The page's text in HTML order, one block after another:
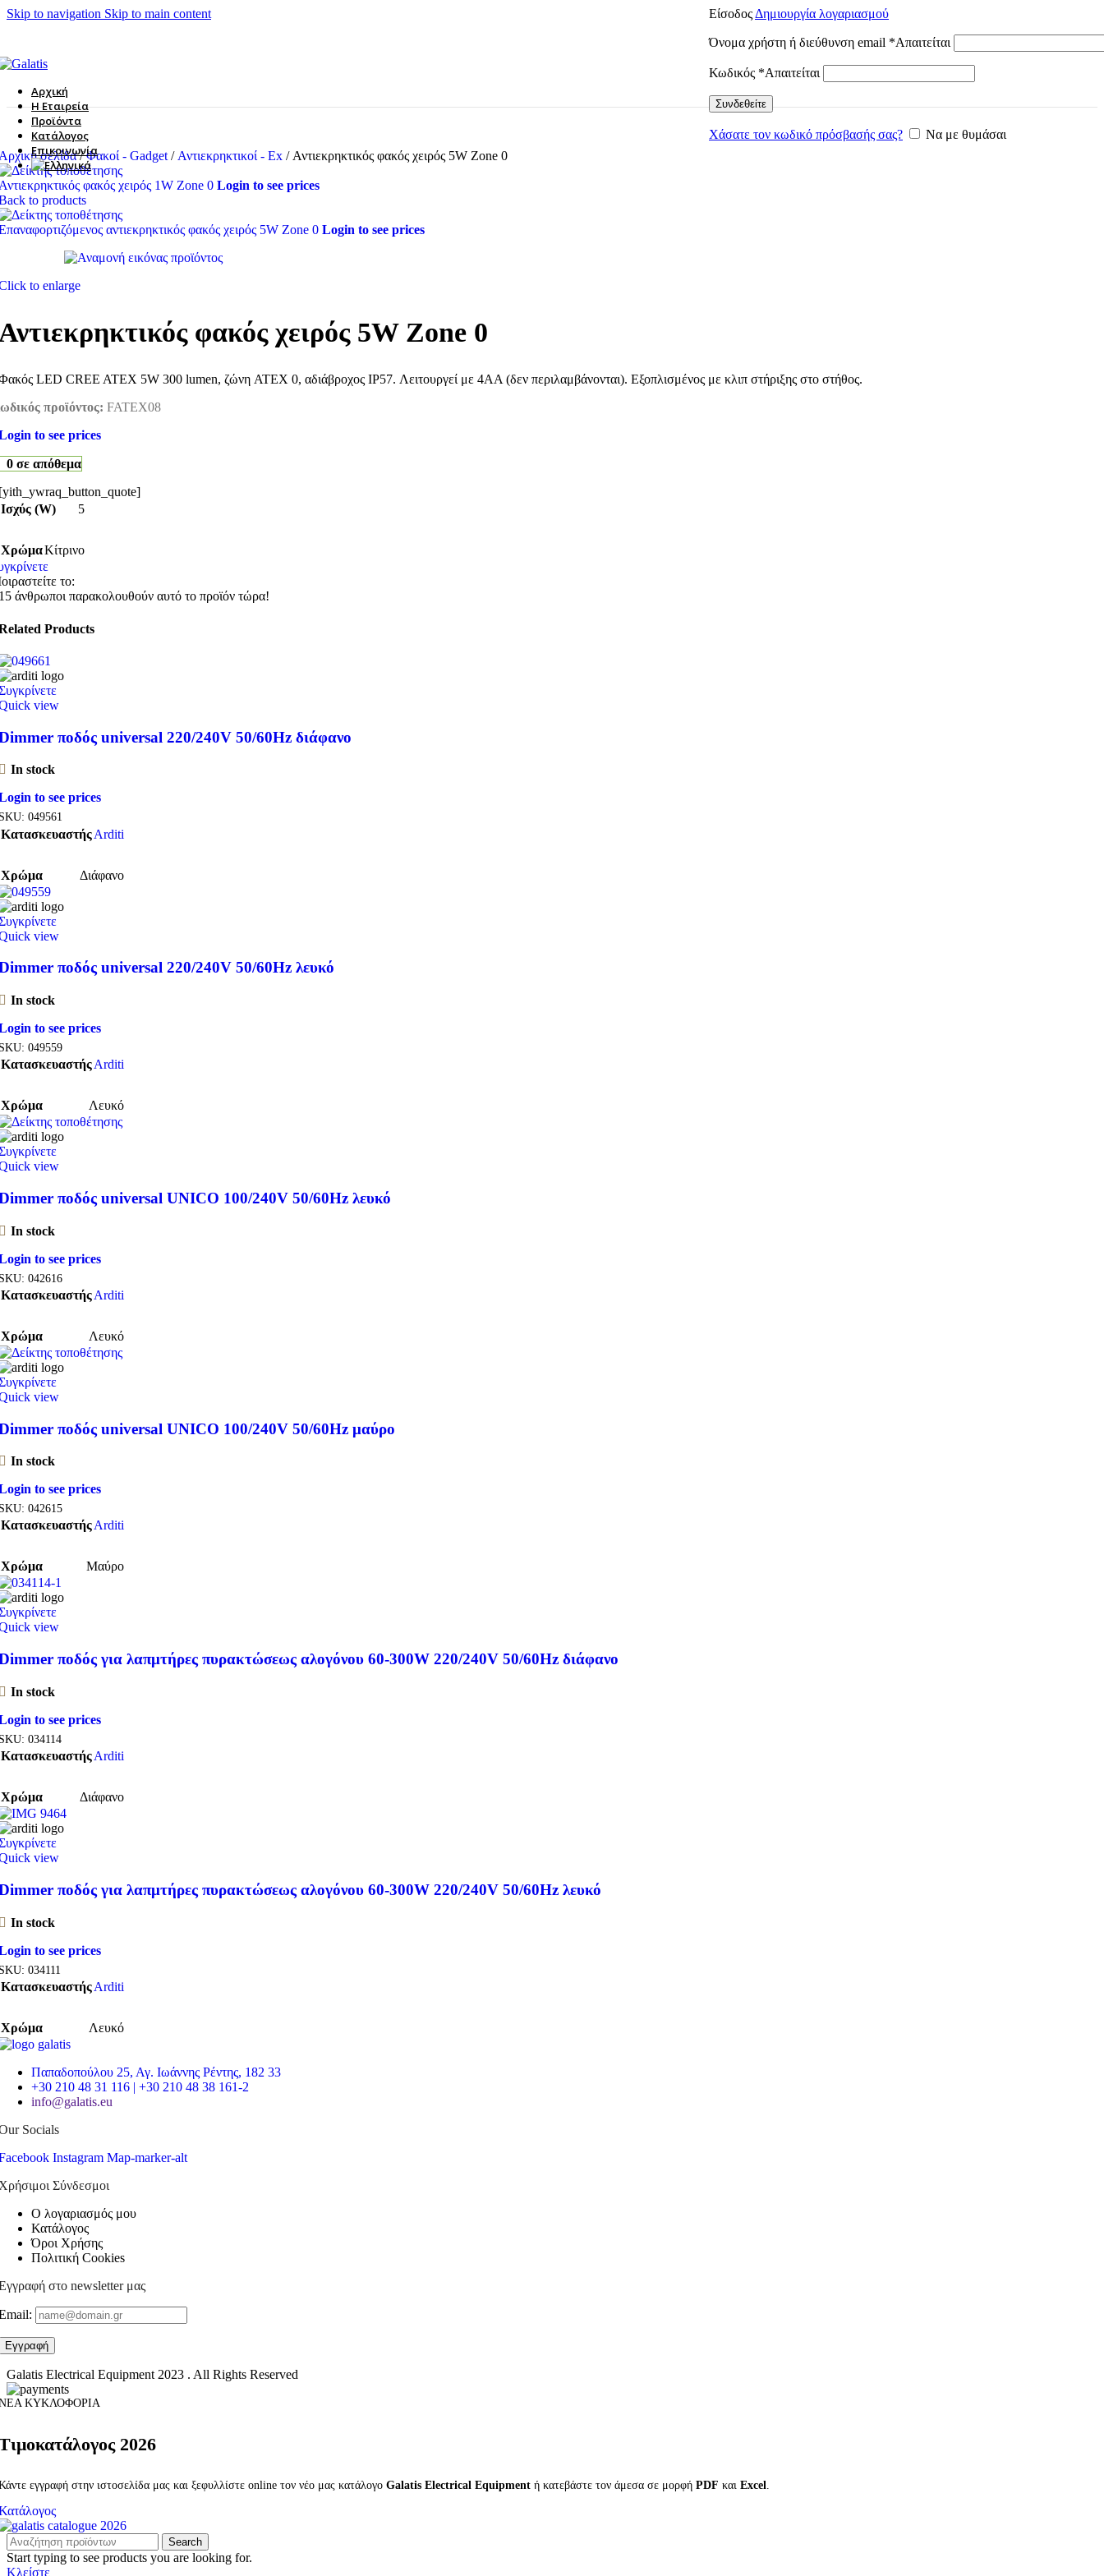
Skip to navigation Skip to main content Είσοδος Δημιουργία λογαριασμού
Όνομα χρήστη ή διεύθυνση email *Απαιτείται
Κωδικός *Απαιτείται
Συνδεθείτε
Χάσατε τον κωδικό πρόσβασής σας? Να με θυμάσαι
Αρχική
Η Εταιρεία
Προϊόντα
Κατάλογος
Επικοινωνία
σελίδα/ Φακοί - Gadget / Αντιεκρηκτικοί - Ex / Αντιεκρηκτικός φακός χειρός 5W Zone 0
φακός χειρός 1W Zone 0 Login to see prices
to products
αντιεκρηκτικός φακός χειρός 5W Zone 0 Login to see prices
to enlarge
φακός χειρός 5W Zone 0
LED CREE ATEX 5W 300 lumen, ζώνη ATEX 0, αδιάβροχος IP57. Λειτουργεί με 4AA (δεν περιλαμβάνονται). Εξοπλισμένος με κλιπ στήριξης στο στήθος.
προϊόντος: FATEX08
to see prices
0 σε απόθεμα
Ισχύς (W)
5
ΧρώμαΚίτρινο
το:
άνθρωποι παρακολουθούν αυτό το προϊόν τώρα!
Products
view
ποδός universal 220/240V 50/60Hz διάφανο
In stock
to see prices
049561
ΚατασκευαστήςArditi
Χρώμα Διάφανο
view
ποδός universal 220/240V 50/60Hz λευκό
In stock
to see prices
049559
ΚατασκευαστήςArditi
Χρώμα Λευκό
view
ποδός universal UNICO 100/240V 50/60Hz λευκό
In stock
to see prices
042616
ΚατασκευαστήςArditi
Χρώμα Λευκό
view
ποδός universal UNICO 100/240V 50/60Hz μαύρο
In stock
to see prices
042615
ΚατασκευαστήςArditi
Χρώμα Μαύρο
view
ποδός για λαπμτήρες πυρακτώσεως αλογόνου 60-300W 220/240V 50/60Hz διάφανο
In stock
to see prices
034114
ΚατασκευαστήςArditi
Χρώμα Διάφανο
view
ποδός για λαπμτήρες πυρακτώσεως αλογόνου 60-300W 220/240V 50/60Hz λευκό
In stock
to see prices
034111
ΚατασκευαστήςArditi
Χρώμα Λευκό
Παπαδοπούλου 25, Αγ. Ιωάννης Ρέντης, 182 33
+30 210 48 31 116 | +30 210 48 38 161-2
info@galatis.eu
Socials
Instagram Map-marker-alt
Σύνδεσμοι
Ο λογαριασμός μου
Κατάλογος
Όροι Χρήσης
Πολιτική Cookies
στο newsletter μας
Galatis Electrical Equipment 2023 . All Rights Reserved
ΚΥΚΛΟΦΟΡΙΑ
2026
εγγραφή στην ιστοσελίδα μας και ξεφυλλίστε online τον νέο μας κατάλογο Galatis Electrical Equipment ή κατεβάστε τον άμεσα σε μορφή PDF και Excel.
Search
Start typing to see products you are looking for.
Κλείστε